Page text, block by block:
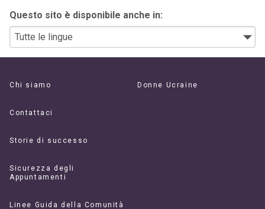
Questo sito è disponibile anche in:
Chi siamo
Contattaci
Storie di successo
Sicurezza degli
Appuntamenti
Linee Guida della Comunità
Donne Ucraine